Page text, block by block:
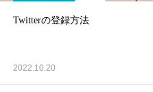
Twitterの登録方法
2022.10.20